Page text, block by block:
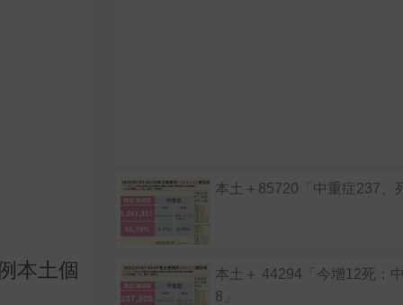
本土個
本土＋85720「中重症237、
本土＋ 44294「今增12死：
8」